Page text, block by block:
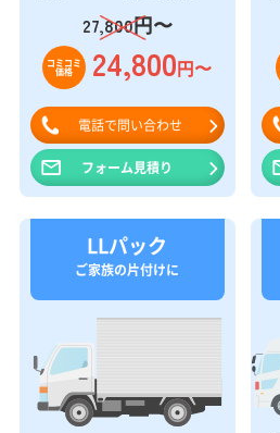
27,800円〜
コミコミ
価格 24,800円〜
電話で問い合わせ
フォーム見積り
LLパック
ご家族の片付けに